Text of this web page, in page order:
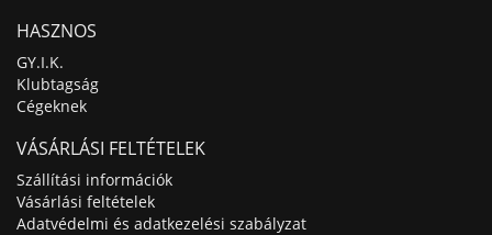
HASZNOS
GY.I.K.
Klubtagság
Cégeknek
VÁSÁRLÁSI FELTÉTELEK
Szállítási információk
Vásárlási feltételek
Adatvédelmi és adatkezelési szabályzat